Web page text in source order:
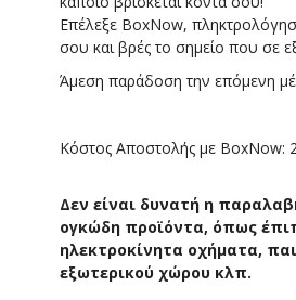
Επέλεξε BoxNow,
σου και βρές το σημείο που σε
Άμεση παράδοση την επόμενη
Κόστος Αποστολής με BoxNow:
Δεν είναι δυνατή η
ογκώδη προϊόντα, όπως
ηλεκτροκίνητα οχήματα,
εξωτερικού χώρου κλπ.